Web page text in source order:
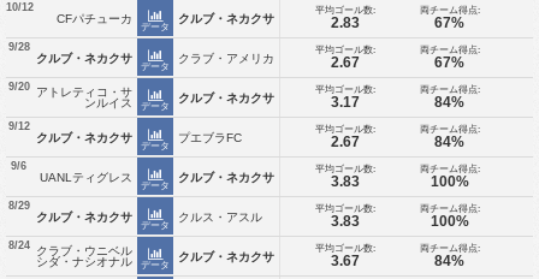
10/12
CFパチューカ
データ
クルブ・ネカクサ
平均ゴール数:
2.83
両チーム得点:
67%
9/28
クルブ・ネカクサ
データ
クラブ・アメリカ
平均ゴール数:
2.67
両チーム得点:
67%
9/20
アトレティコ・サ
ンルイス
データ
クルブ・ネカクサ
平均ゴール数:
3.17
両チーム得点:
84%
9/12
クルブ・ネカクサ
データ
プエブラFC
平均ゴール数:
2.67
両チーム得点:
84%
9/6
UANLティグレス
データ
クルブ・ネカクサ
平均ゴール数:
3.83
両チーム得点:
100%
8/29
クルブ・ネカクサ
データ
クルス・アスル
平均ゴール数:
3.83
両チーム得点:
100%
8/24
クラブ・ウニベル
シダ・ナシオナル
データ
クルブ・ネカクサ
平均ゴール数:
3.67
両チーム得点:
84%